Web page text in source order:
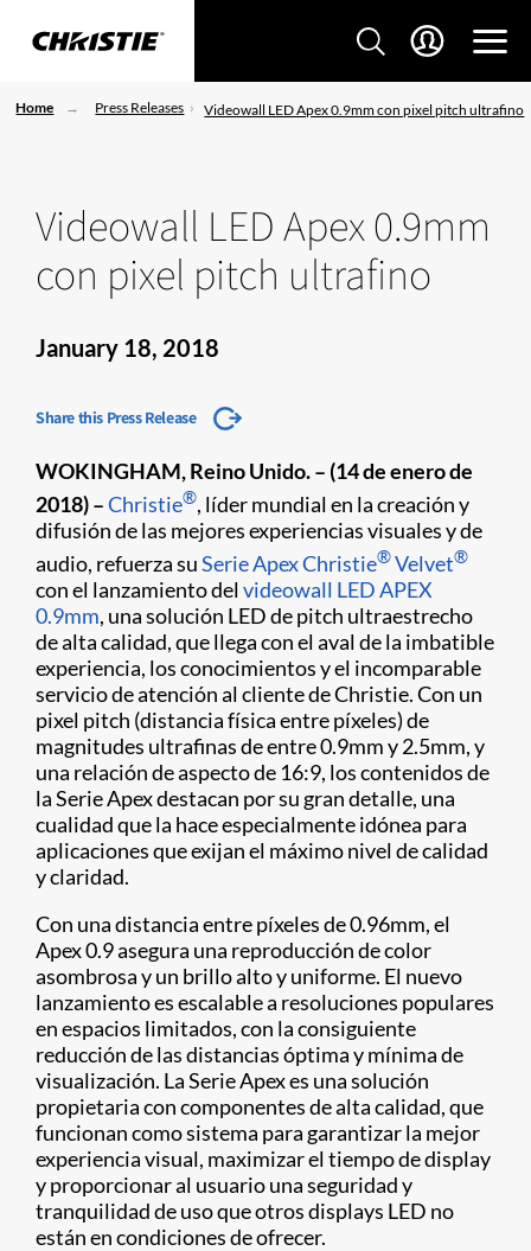
Home Press Releases Videowall LED Apex 0.9mm con pixel pitch ultrafino
Videowall LED Apex 0.9mm
con pixel pitch ultrafino
January 18, 2018
Share this Press Release
WOKINGHAM, Reino Unido. – (14 de enero de
2018) –Christie®, líder mundial en la creación y
difusión de las mejores experiencias visuales y de
audio, refuerza suSerie Apex Christie®Velvet®
con el lanzamiento delvideowall LED APEX
0.9mm, una solución LED de pitch ultraestrecho
de alta calidad, que llega con el aval de la imbatible
experiencia, los conocimientos y el incomparable
servicio de atención al cliente de Christie. Con un
pixel pitch (distancia física entre píxeles) de
magnitudes ultrafinas de entre 0.9mm y 2.5mm, y
una relación de aspecto de 16:9, los contenidos de
la Serie Apex destacan por su gran detalle, una
cualidad que la hace especialmente idónea para
aplicaciones que exijan el máximo nivel de calidad
y claridad.
Con una distancia entre píxeles de 0.96mm, el
Apex 0.9 asegura una reproducción de color
asombrosa y un brillo alto y uniforme. El nuevo
lanzamiento es escalable a resoluciones populares
en espacios limitados, con la consiguiente
reducción de las distancias óptima y mínima de
visualización. La Serie Apex es una solución
propietaria con componentes de alta calidad, que
funcionan como sistema para garantizar la mejor
experiencia visual, maximizar el tiempo de display
y proporcionar al usuario una seguridad y
tranquilidad de uso que otros displays LED no
están en condiciones de ofrecer.